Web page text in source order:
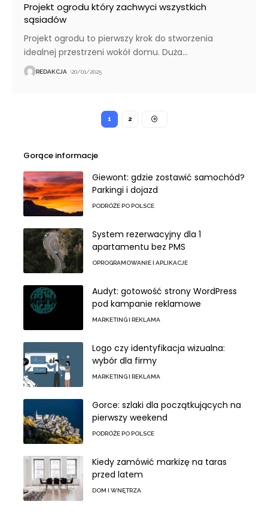
Projekt ogrodu który zachwyci wszystkich
sąsiadów
Projekt ogrodu to pierwszy krok do stworzenia
idealnej przestrzeni wokół domu. Duża…
REDAKCJA 20/01/2025
1 2
Gorące informacje
Giewont: gdzie zostawić samochód?
Parkingi i dojazd
PODRÓŻE PO POLSCE
System rezerwacyjny dla 1
apartamentu bez PMS
OPROGRAMOWANIE I APLIKACJE
Audyt: gotowość strony WordPress
pod kampanie reklamowe
MARKETING I REKLAMA
Logo czy identyfikacja wizualna:
wybór dla firmy
MARKETING I REKLAMA
Gorce: szlaki dla początkujących na
pierwszy weekend
PODRÓŻE PO POLSCE
Kiedy zamówić markizę na taras
przed latem
DOM I WNĘTRZA